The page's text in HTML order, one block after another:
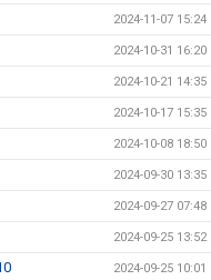
2024-11-07 15:24
2024-10-31 16:20
2024-10-21 14:35
2024-10-17 15:35
2024-10-08 18:50
2024-09-30 13:35
2024-09-27 07:48
2024-09-25 13:52
2024-09-25 10:01